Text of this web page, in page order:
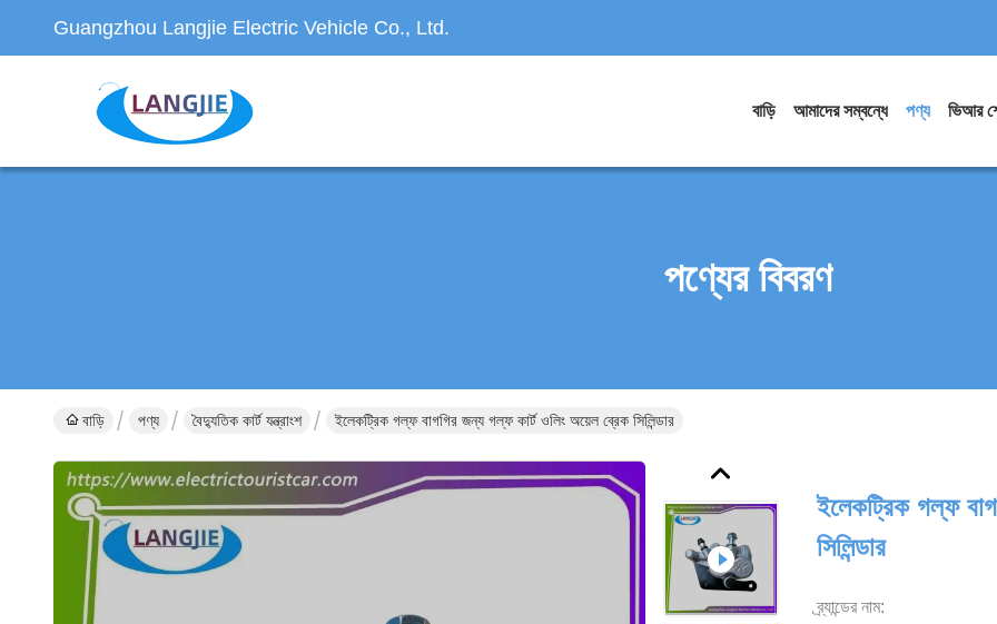
Guangzhou Langjie Electric Vehicle Co., Ltd.
বাড়ি আমাদের সম্বন্ধে পণ্য ভিআর
পণ্যের বিবরণ
বাড়ি পণ্য বৈদ্যুতিক কার্ট যন্ত্রাংশ ইলেকট্রিক গল্ফ বাগগির জন্য গল্ফ কার্ট ওলিং অয়েল ব্রেক সিলিন্ডার
ইলেকট্রিক গল্ফ
সিলিন্ডার
ব্র্যান্ডের নাম: